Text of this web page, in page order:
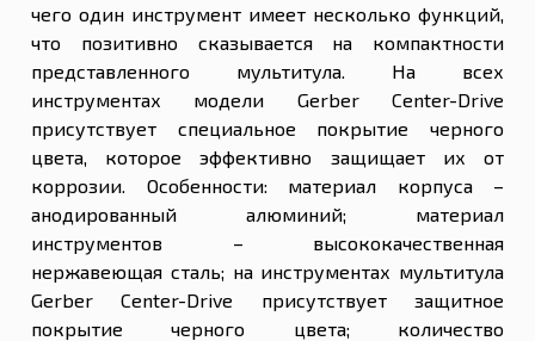
чего один инструмент имеет несколько функций,
что позитивно сказывается на компактности
представленного мультитула. На всех
инструментах модели Gerber Center-Drive
присутствует специальное покрытие черного
цвета, которое эффективно защищает их от
коррозии. Особенности: материал корпуса –
анодированный алюминий; материал
инструментов – высококачественная
нержавеющая сталь; на инструментах мультитула
Gerber Center-Drive присутствует защитное
покрытие черного цвета; количество